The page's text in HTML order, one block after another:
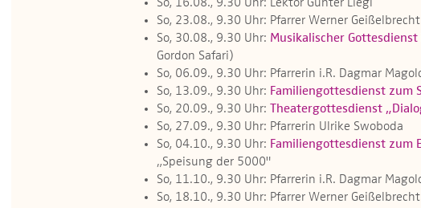
So, 16.08., 9.30 Uhr: Lektor Günter Liegl
So, 23.08., 9.30 Uhr: Pfarrer Werner Geißelbrecht
So, 30.08., 9.30 Uhr: Musikalischer Gottesdienst
Gordon Safari)
So, 06.09., 9.30 Uhr: Pfarrerin i.R. Dagmar
So, 13.09., 9.30 Uhr: Familiengottesdienst zum
So, 20.09., 9.30 Uhr:
Theatergottesdienst
So, 27.09., 9.30 Uhr: Pfarrerin Ulrike Swoboda
So, 04.10., 9.30 Uhr: Familiengottesdienst zum
„Speisung der 5000"
So, 11.10., 9.30 Uhr: Pfarrerin i.R. Dagmar
So, 18.10., 9.30 Uhr: Pfarrer Werner Geißelbrecht